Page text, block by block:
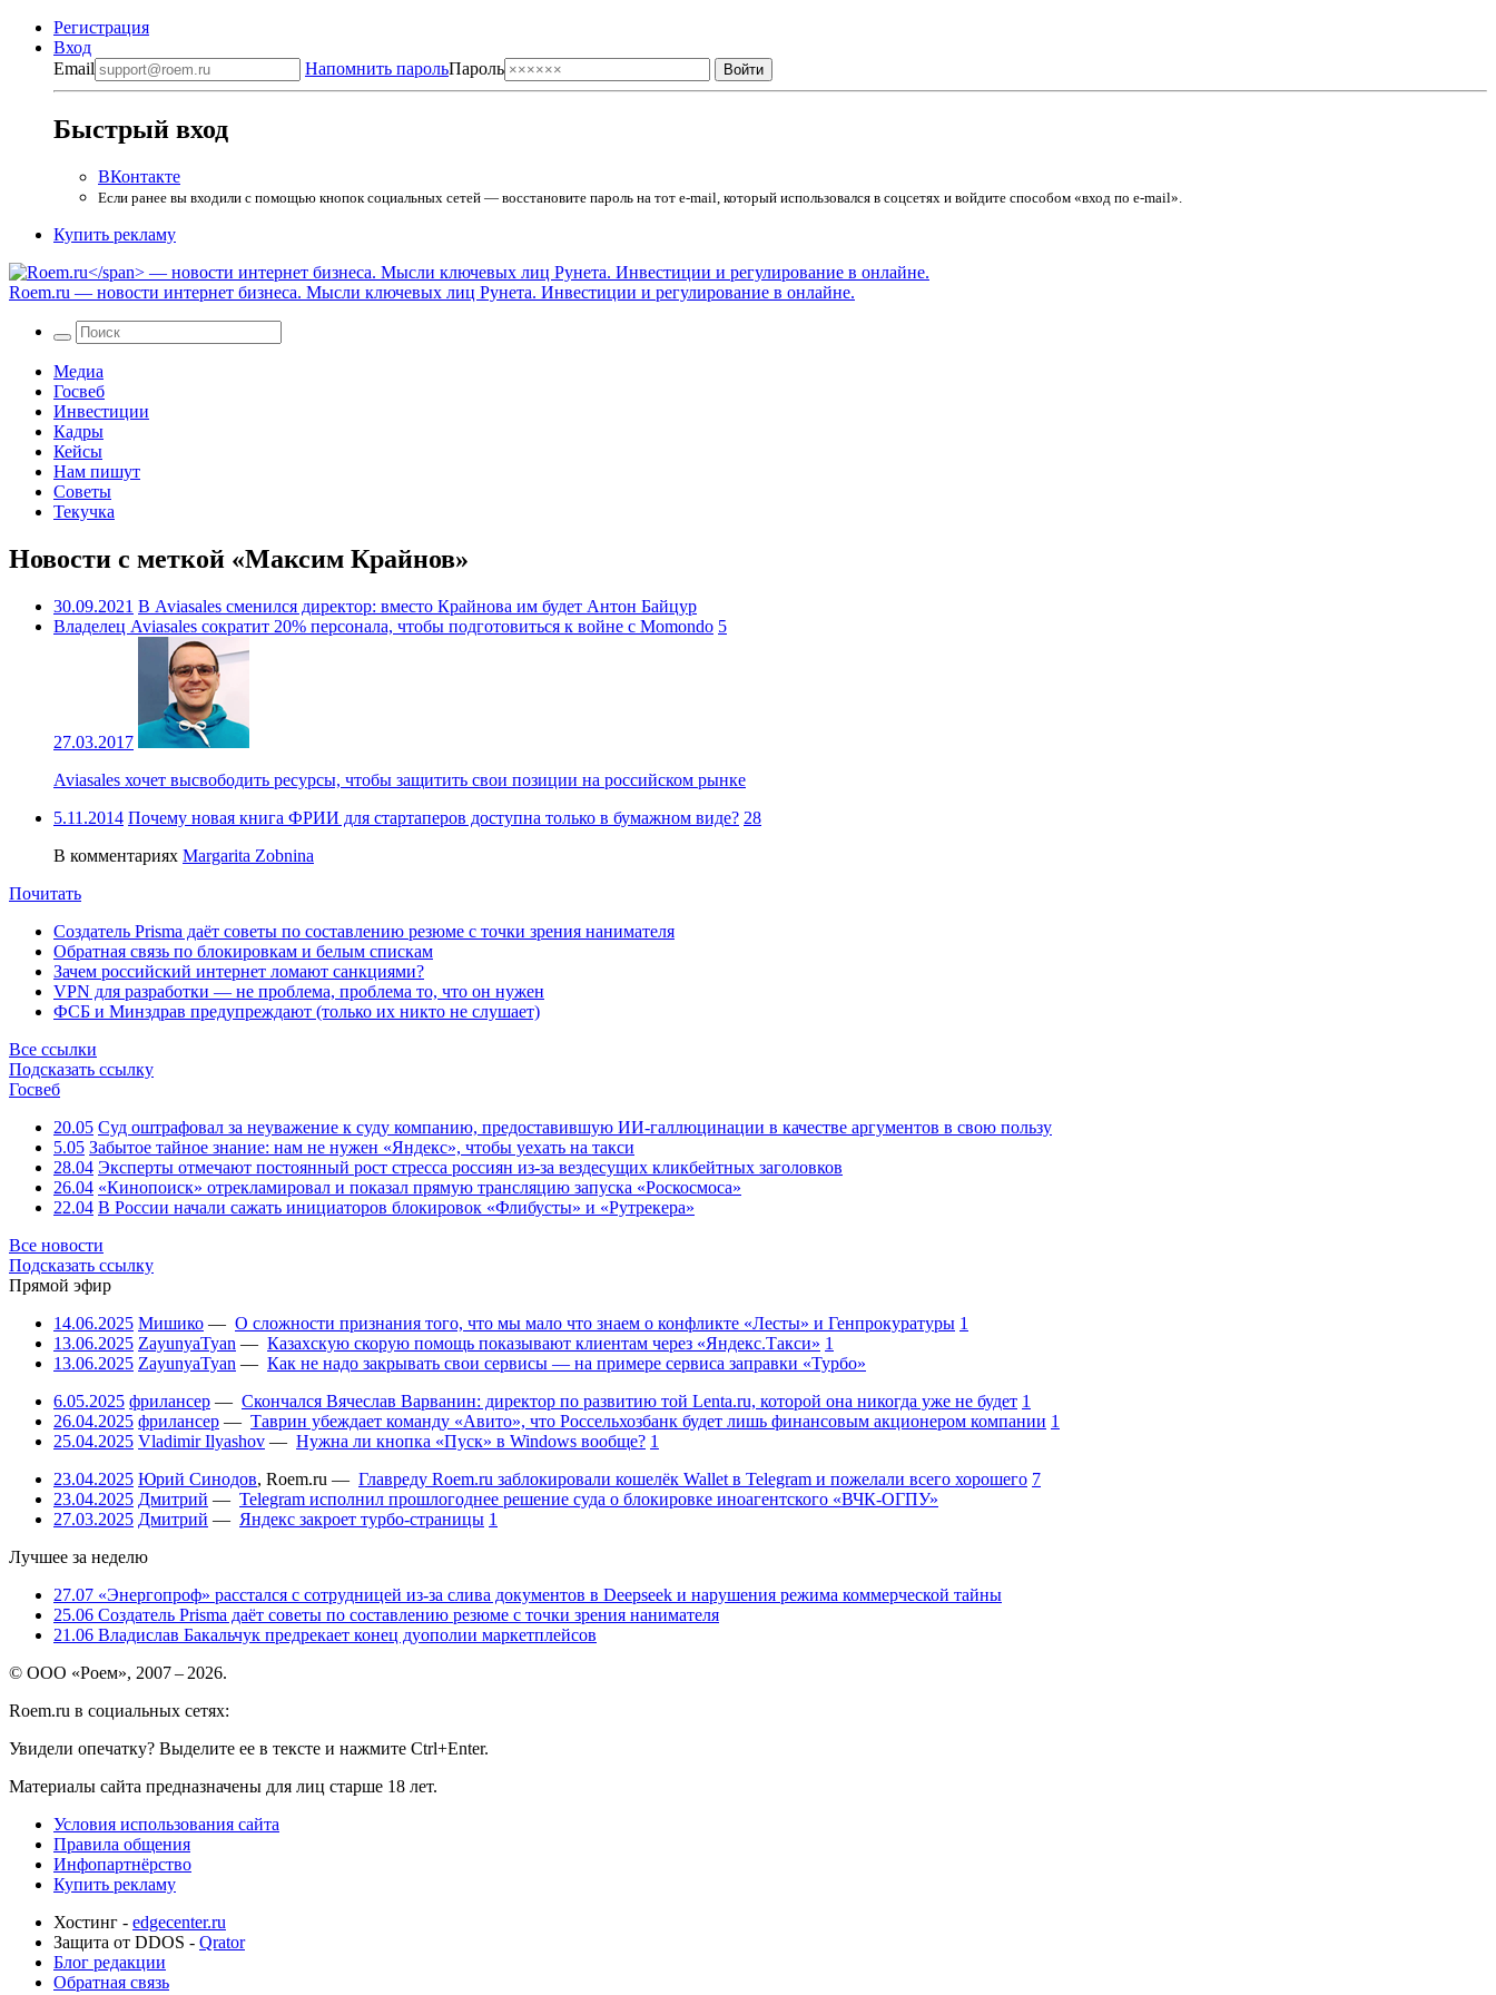
Регистрация
Вход
Email
Напомнить парольПароль
Быстрый вход
ВКонтакте
Если ранее вы входили с помощью кнопок социальных сетей — восстановите пароль на тот e-mail, который использовался в соцсетях и войдите способом «вход по e-mail».
Купить рекламу
Roem.ru — новости интернет бизнеса. Мысли ключевых лиц Рунета. Инвестиции и регулирование в онлайне.
Медиа
Госвеб
Инвестиции
Кадры
Кейсы
Нам пишут
Советы
Текучка
Новости с меткой «Максим Крайнов»
30.09.2021 В Aviasales сменился директор: вместо Крайнова им будет Антон Байцур
Владелец Aviasales сократит 20% персонала, чтобы подготовиться к войне с Momondo 5
27.03.2017
Aviasales хочет высвободить ресурсы, чтобы защитить свои позиции на российском рынке
5.11.2014 Почему новая книга ФРИИ для стартаперов доступна только в бумажном виде? 28
В комментариях Margarita Zobnina
Почитать
Создатель Prisma даёт советы по составлению резюме с точки зрения нанимателя
Обратная связь по блокировкам и белым спискам
Зачем российский интернет ломают санкциями?
VPN для разработки — не проблема, проблема то, что он нужен
ФСБ и Минздрав предупреждают (только их никто не слушает)
Все ссылки
Подсказать ссылку
Госвеб
20.05 Суд оштрафовал за неуважение к суду компанию, предоставившую ИИ-галлюцинации в качестве аргументов в свою пользу
5.05 Забытое тайное знание: нам не нужен «Яндекс», чтобы уехать на такси
28.04 Эксперты отмечают постоянный рост стресса россиян из-за вездесущих кликбейтных заголовков
26.04 «Кинопоиск» отрекламировал и показал прямую трансляцию запуска «Роскосмоса»
22.04 В России начали сажать инициаторов блокировок «Флибусты» и «Рутрекера»
Все новости
Подсказать ссылку
Прямой эфир
14.06.2025 Мишико — О сложности признания того, что мы мало что знаем о конфликте «Лесты» и Генпрокуратуры 1
13.06.2025 ZayunyaTyan — Казахскую скорую помощь показывают клиентам через «Яндекс.Такси» 1
13.06.2025 ZayunyaTyan — Как не надо закрывать свои сервисы — на примере сервиса заправки «Турбо»
6.05.2025 фрилансер — Скончался Вячеслав Варванин: директор по развитию той Lenta.ru, которой она никогда уже не будет 1
26.04.2025 фрилансер — Таврин убеждает команду «Авито», что Россельхозбанк будет лишь финансовым акционером компании 1
25.04.2025 Vladimir Ilyashov — Нужна ли кнопка «Пуск» в Windows вообще? 1
23.04.2025 Юрий Синодов, Roem.ru — Главреду Roem.ru заблокировали кошелёк Wallet в Telegram и пожелали всего хорошего 7
23.04.2025 Дмитрий — Telegram исполнил прошлогоднее решение суда о блокировке иноагентского «ВЧК-ОГПУ»
27.03.2025 Дмитрий — Яндекс закроет турбо-страницы 1
Лучшее за неделю
27.07 «Энергопроф» расстался с сотрудницей из-за слива документов в Deepseek и нарушения режима коммерческой тайны
25.06 Создатель Prisma даёт советы по составлению резюме с точки зрения нанимателя
21.06 Владислав Бакальчук предрекает конец дуополии маркетплейсов
© ООО «Роем», 2007 – 2026.
Roem.ru в социальных сетях:
Увидели опечатку? Выделите ее в тексте и нажмите Ctrl+Enter.
Материалы сайта предназначены для лиц старше 18 лет.
Условия использования сайта
Правила общения
Инфопартнёрство
Купить рекламу
Хостинг - edgecenter.ru
Защита от DDOS - Qrator
Блог редакции
Обратная связь